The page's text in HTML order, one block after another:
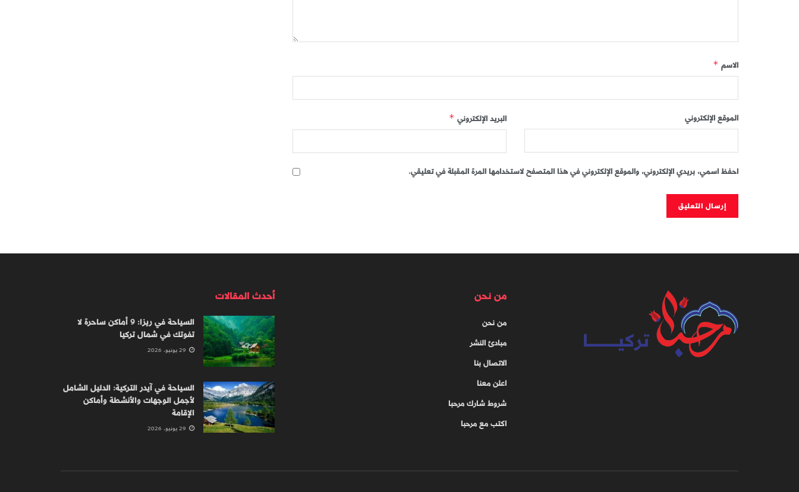
الاسم *
البريد الإلكتروني * الموقع الإلكتروني
احفظ اسمي، بريدي الإلكتروني، والموقع الإلكتروني في هذا المتصفح لاستخدامها المرة المقبلة في تعليقي.
من نحن
من نحن
مبادئ النشر
الاتصال بنا
اعلن معنا
شروط شارك مرحبا
اكتب مع مرحبا
أحدث المقالات
السياحة في ريزا: 9 أماكن ساحرة لا
تفوتك في شمال تركيا
السياحة في آيدر التركية: الدليل الشامل
لأجمل الوجهات والأنشطة وأماكن
الإقامة